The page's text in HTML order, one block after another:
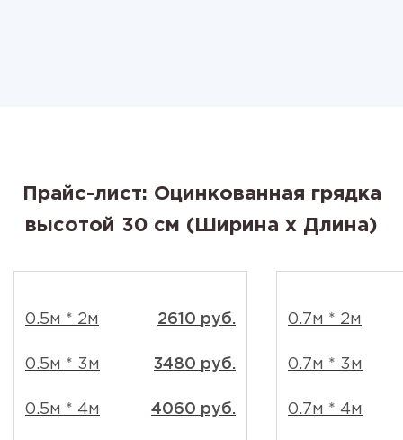
Прайс-лист: Оцинкованная грядка
высотой 30 см (Ширина x Длина)
0.5м * 2м 2610 руб.
0.5м * 3м 3480 руб.
0.5м * 4м 4060 руб.
0.7м * 2м
0.7м * 3м
0.7м * 4м